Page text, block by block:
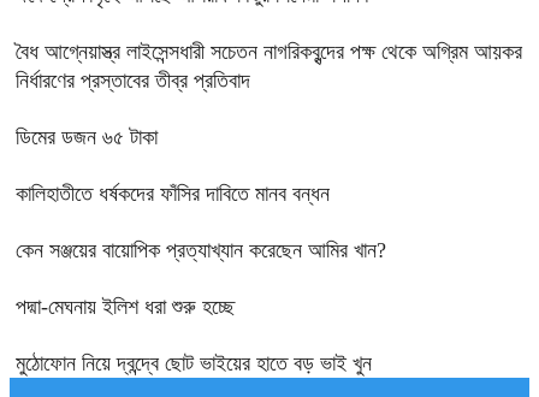
বৈধ আগ্নেয়াস্ত্র লাইসেন্সধারী সচেতন নাগরিকবৃন্দের পক্ষ থেকে অগ্রিম আয়কর
নির্ধারণের প্রস্তাবের তীব্র প্রতিবাদ
ডিমের ডজন ৬৫ টাকা
কালিহাতীতে ধর্ষকদের ফাঁসির দাবিতে মানব বন্ধন
কেন সঞ্জয়ের বায়োপিক প্রত্যাখ্যান করেছেন আমির খান?
পদ্মা-মেঘনায় ইলিশ ধরা শুরু হচ্ছে
মুঠোফোন নিয়ে দ্বন্দ্বে ছোট ভাইয়ের হাতে বড় ভাই খুন